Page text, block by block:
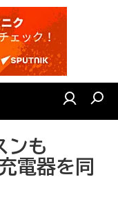
ンも
電器を同